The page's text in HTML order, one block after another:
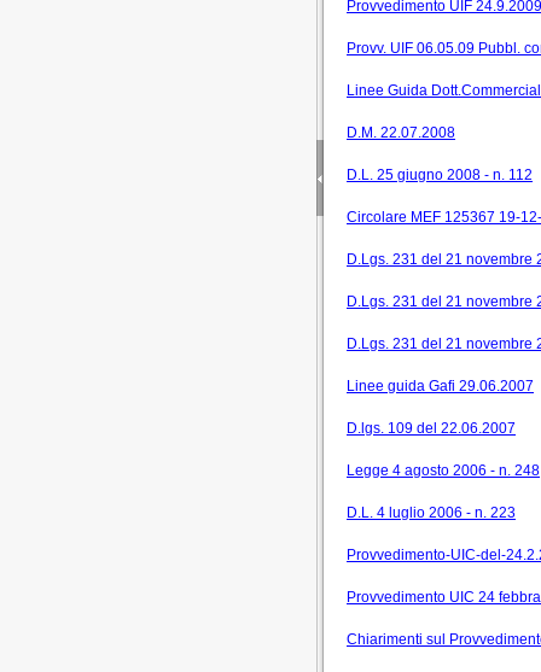
Provvedimento UIF 24.9.2009
Provv. UIF 06.05.09 Pubbl.
Linee Guida
D.M. 22.07.2008
D.L. 25 giugno 2008 - n. 112
Circolare MEF 125367 19-
D.Lgs. 231 del 21 novembre
D.Lgs. 231 del 21 novembre
D.Lgs. 231 del 21 novembre
Linee guida Gafi 29.06.2007
D.lgs. 109 del 22.06.2007
Legge 4 agosto 2006 - n. 248
D.L. 4 luglio 2006 - n. 223
Provvedimento-UIC-del-
Provvedimento UIC 24
Chiarimenti sul